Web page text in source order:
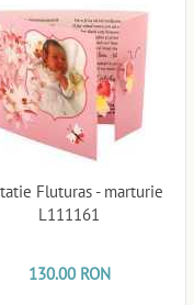
Fluturas - marturie
L111161
130.00 RON